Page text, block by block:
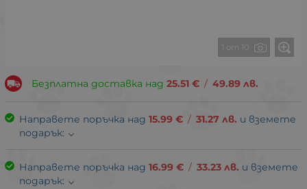
1 от 10
Безплатна доставка над 25.51 € / 49.89 лв.
Направете поръчка над 15.99 € / 31.27 лв. и вземете
подарък:
Направете поръчка над 16.99 € / 33.23 лв. и вземете
подарък: